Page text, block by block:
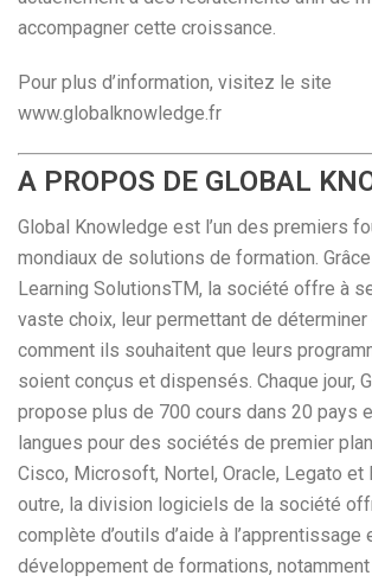
accompagner cette croissance.
Pour plus d’information, visitez le site
www.globalknowledge.fr
A PROPOS DE GLOBAL
Global Knowledge est l’un des premiers
mondiaux de solutions de formation.
Learning SolutionsTM, la société offre à
vaste choix, leur permettant de déterminer
comment ils souhaitent que leurs
soient conçus et dispensés. Chaque jour,
propose plus de 700 cours dans 20 pays
langues pour des sociétés de premier
Cisco, Microsoft, Nortel, Oracle, Legato et
outre, la division logiciels de la société
complète d’outils d’aide à l’apprentissage
développement de formations, notamment